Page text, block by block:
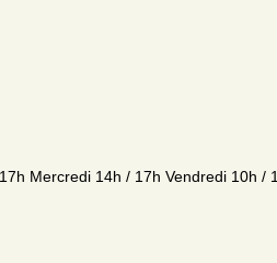
Mercredi 14h / 17h Vendredi 10h /